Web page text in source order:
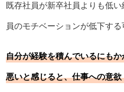
既存社員が新卒社員よりも低
員のモチベーションが低下する
自分が経験を積んでいるにも
悪いと感じると、仕事への意